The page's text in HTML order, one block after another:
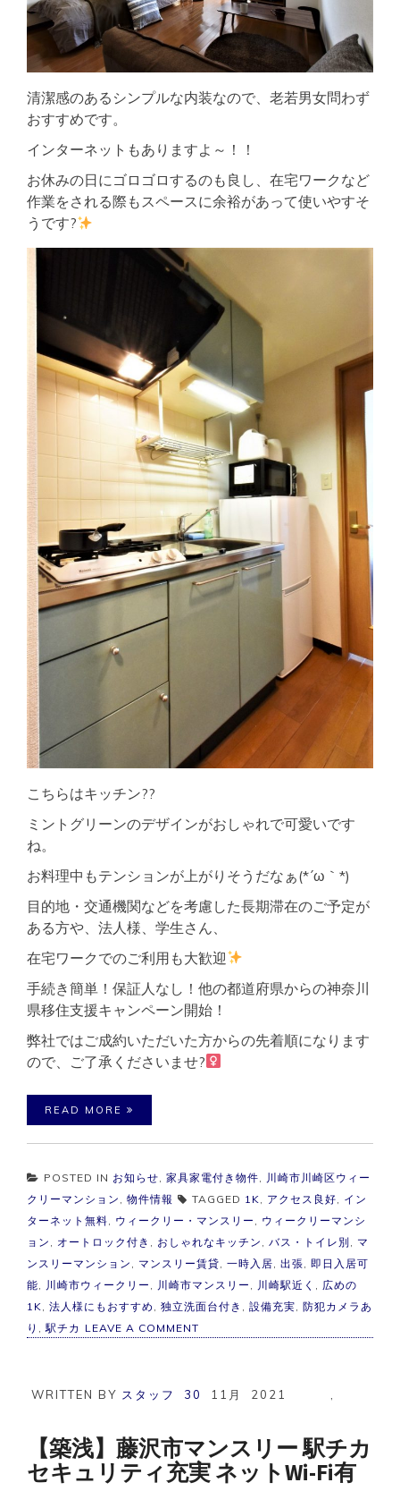
清潔感のあるシンプルな内装なので、老若男女問わず
おすすめです。
インターネットもありますよ～！！
お休みの日にゴロゴロするのも良し、在宅ワークなど
作業をされる際もスペースに余裕があって使いやすそ
うです?
こちらはキッチン??
ミントグリーンのデザインがおしゃれで可愛いです
ね。
お料理中もテンションが上がりそうだなぁ(*´ω｀*)
目的地・交通機関などを考慮した長期滞在のご予定が
ある方や、法人様、学生さん、
在宅ワークでのご利用も大歓迎
手続き簡単！保証人なし！他の都道府県からの神奈川
県移住支援キャンペーン開始！
弊社ではご成約いただいた方からの先着順になります
ので、ご了承くださいませ?‍
READ MORE
POSTED IN お知らせ 家具家電付き物件
川崎市川崎区ウィー
クリーマンション
物件情報 TAGGED 1K アクセス良好
イン
ターネット無料
ウィークリー・マンスリー
ウィークリーマンシ
ョン
オートロック付き おしゃれなキッチン バス・トイレ別
マ
ンスリーマンション
マンスリー賃貸 一時入居 出張 即日入居可
能
川崎市ウィークリー 川崎市マンスリー 川崎駅近く
広めの
1K
法人様にもおすすめ 独立洗面台付き 設備充実 防犯カメラあ
り
駅チカ LEAVE A COMMENT
川
ー
駅
チ
WRITTEN BY スタッフ 30 11月 2021
【築浅】藤沢市マンスリー 駅チカ
セキュリティ充実 ネットWi-Fi有